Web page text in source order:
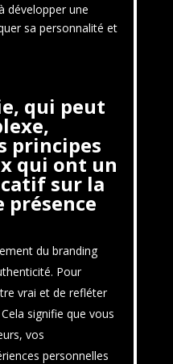
développer une
sa personnalité et
qui peut
principes
qui ont un
sur la
présence
du branding
Pour
vrai et de refléter
signifie que vous
vos
personnelles